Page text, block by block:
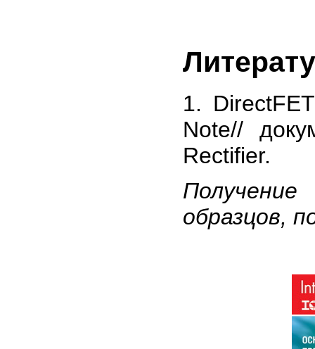
1.
Note//
Rectifier.
образцов,